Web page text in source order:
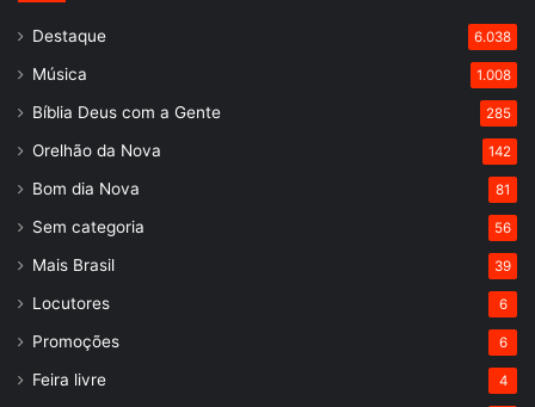
Destaque 6.038
Música 1.008
Bíblia Deus com a Gente 285
Orelhão da Nova 142
Bom dia Nova 81
Sem categoria 56
Mais Brasil 39
Locutores 6
Promoções 6
Feira livre 4